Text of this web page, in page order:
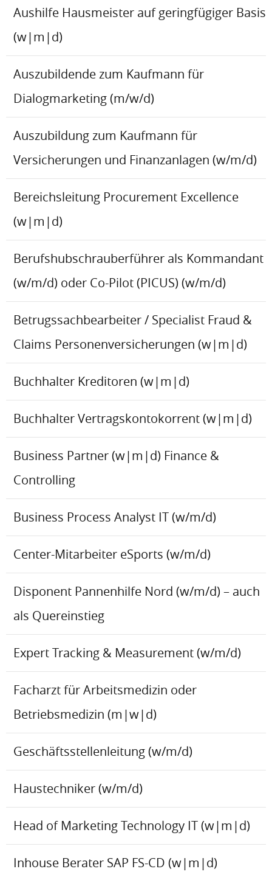
Aushilfe Hausmeister auf geringfügiger Basis
(w|m|d)
Auszubildende zum Kaufmann für
Dialogmarketing (m/w/d)
Auszubildung zum Kaufmann für
Versicherungen und Finanzanlagen (w/m/d)
Bereichsleitung Procurement Excellence
(w|m|d)
Berufshubschrauberführer als Kommandant
(w/m/d) oder Co-Pilot (PICUS) (w/m/d)
Betrugssachbearbeiter / Specialist Fraud &
Claims Personenversicherungen (w|m|d)
Buchhalter Kreditoren (w|m|d)
Buchhalter Vertragskontokorrent (w|m|d)
Business Partner (w|m|d) Finance &
Controlling
Business Process Analyst IT (w/m/d)
Center-Mitarbeiter eSports (w/m/d)
Disponent Pannenhilfe Nord (w/m/d) – auch
als Quereinstieg
Expert Tracking & Measurement (w/m/d)
Facharzt für Arbeitsmedizin oder
Betriebsmedizin (m|w|d)
Geschäftsstellenleitung (w/m/d)
Haustechniker (w/m/d)
Head of Marketing Technology IT (w|m|d)
Inhouse Berater SAP FS-CD (w|m|d)